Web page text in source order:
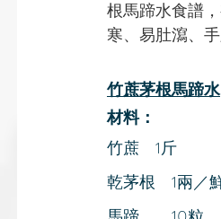
根馬蹄水食譜
寒、易肚瀉、
竹蔗茅根馬蹄水
材料：
竹蔗　1斤
乾茅根　1兩／